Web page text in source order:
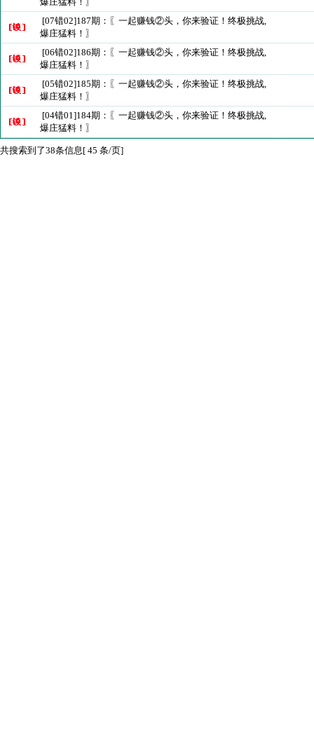
[07错02]187期：〖一起赚钱②头，你来验证！终极挑战,
爆庄猛料！〗
[06错02]186期：〖一起赚钱②头，你来验证！终极挑战,
爆庄猛料！〗
[05错02]185期：〖一起赚钱②头，你来验证！终极挑战,
爆庄猛料！〗
[04错01]184期：〖一起赚钱②头，你来验证！终极挑战,
爆庄猛料！〗
共搜索到了38条信息[ 45 条/页]